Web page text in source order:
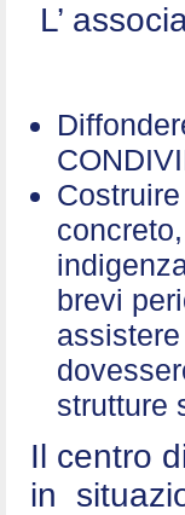
L’
brevi
strutture
Il centro
in